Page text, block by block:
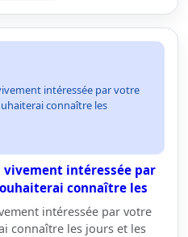
intéressée par votre
connaître les
vivement intéressée par
connaître les
intéressée par votre
connaître les jours et les